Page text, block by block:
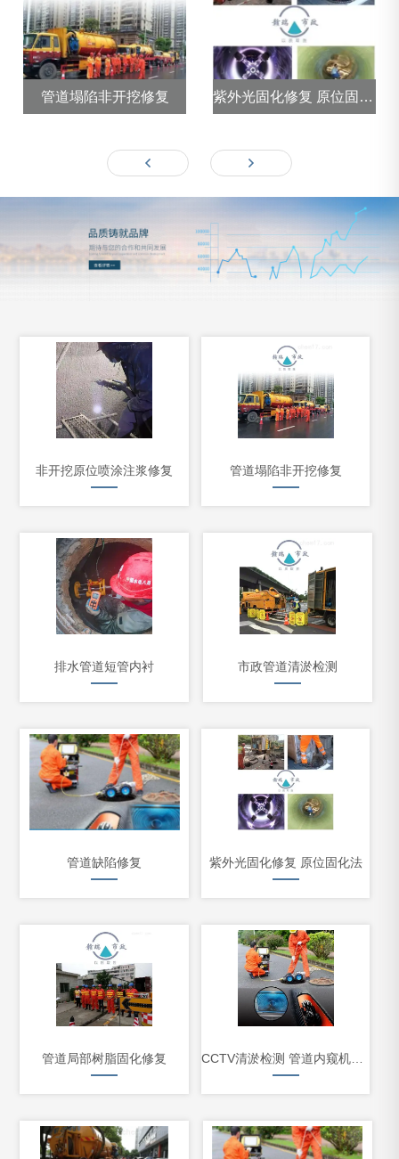
管道塌陷非开挖修复 紫外光固化修复 原位固化法
非开挖原位喷涂注浆修复 管道塌陷非开挖修复
排水管道短管内衬 市政管道清淤检测
管道缺陷修复 紫外光固化修复 原位固化法
管道局部树脂固化修复